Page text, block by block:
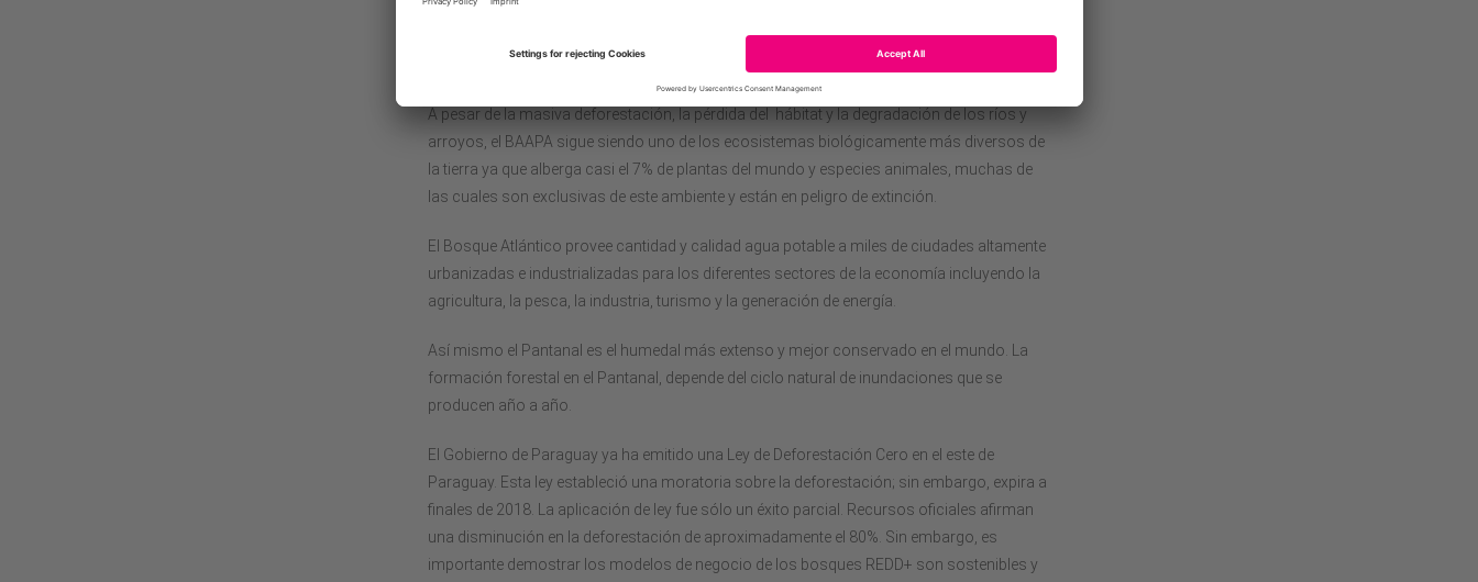
La mayor parte de los bosques sobrantes han sido explotados para madera, y otros son
bosques secundarios que se recuperan de la deforestación. Por tanto, existen porciones
de bosques primarios y secundarios en diferentes procesos de transformación.
A pesar de la masiva deforestación, la pérdida del hábitat y la degradación de los ríos y
arroyos, el BAAPA sigue siendo uno de los ecosistemas biológicamente más diversos de
la tierra ya que alberga casi el 7% de plantas del mundo y especies animales, muchas de
las cuales son exclusivas de este ambiente y están en peligro de extinción.
El Bosque Atlántico provee cantidad y calidad agua potable a miles de ciudades altamente
urbanizadas e industrializadas para los diferentes sectores de la economía incluyendo la
agricultura, la pesca, la industria, turismo y la generación de energía.
Así mismo el Pantanal es el humedal más extenso y mejor conservado en el mundo. La
formación forestal en el Pantanal, depende del ciclo natural de inundaciones que se
producen año a año.
El Gobierno de Paraguay ya ha emitido una Ley de Deforestación Cero en el este de
Paraguay. Esta ley estableció una moratoria sobre la deforestación; sin embargo, expira a
finales de 2018. La aplicación de ley fue sólo un éxito parcial. Recursos oficiales afirman
una disminución en la deforestación de aproximadamente el 80%. Sin embargo, es
importante demostrar los modelos de negocio de los bosques REDD+ son sostenibles y